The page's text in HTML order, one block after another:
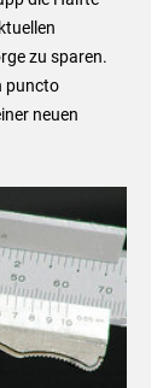
zu sparen.
puncto
neuen